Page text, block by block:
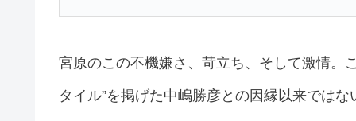
宮原のこの不機嫌さ、苛立ち、そして激情。
タイル”を掲げた中嶋勝彦との因縁以来ではな